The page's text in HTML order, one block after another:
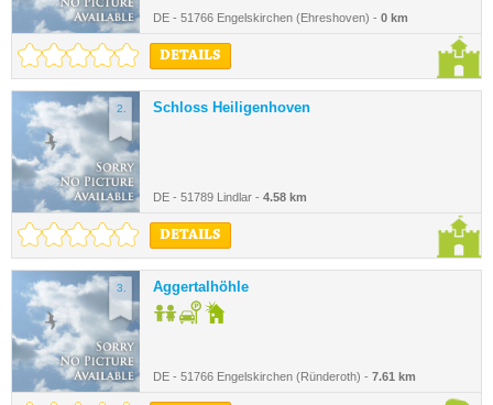
DE - 51766 Engelskirchen (Ehreshoven) - 0 km
DETAILS
2. Schloss Heiligenhoven
DE - 51789 Lindlar - 4.58 km
DETAILS
3. Aggertalhöhle
DE - 51766 Engelskirchen (Ründeroth) - 7.61 km